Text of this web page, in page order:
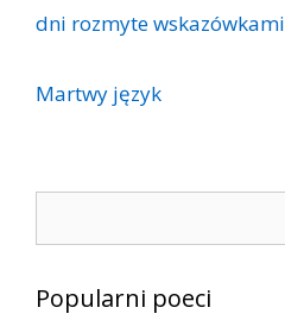
dni rozmyte wskazówkami
Martwy język
Popularni poeci